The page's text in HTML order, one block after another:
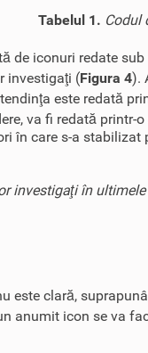
Tabelul 1. Codul
de iconuri redate
investigaţi (Figura 4).
este redată
va fi redată printr-
în care s-a
investigaţi în ultimele
este clară,
anumit icon se va